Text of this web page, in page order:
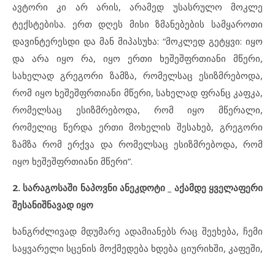
ავტორი კი არ არის, არამედ უსასრულო მოკლე
ტექსტებისა. ერთ დღეს მისი ზმანებების სამყაროთი
დავინტერესდი და მან მიპასუხა: “მოკლედ გეტყვი: იყო
და არა იყო რა, იყო ერთი ხეშეშფრთიანი მწერი,
სახელად გრეგორი ზამზა, რომელსაც ესიზმრებოდა,
რომ იყო ხეშეშფრთიანი მწერი, სახელად ფრანც კაფკა,
რომელსაც ესიზმრებოდა, რომ იყო მწერალი,
რომელიც წერდა ერთი მოხელის შესახებ, გრეგორი
ზამზა რომ ერქვა და რომელსაც ესიზმრებოდა, რომ
იყო ხეშეშფრთიანი მწერი”.
2. სარაგოსაში ნაპოვნი ანეკდოტი
აქამდე ყველაფერი
შესანიშნავად იყო
ხანგრძლივად მდუმარე ადამიანებს რაც შეეხება, ჩემი
საყვარელი სცენის მოქმედება ხდება ციურიხში, კაფეში,